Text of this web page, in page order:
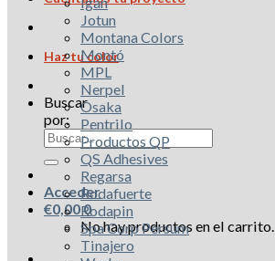
Haz tu color
Buscar
por:
Acceder
€0,000
No hay productos en el carrito.
Jotun
Montana Colors
Montó
MPL
Nerpel
Osaka
Pentrilo
Productos QP
QS Adhesives
Regarsa
Rodafuerte
Rodapin
Spa Corp Persum
Tinajero